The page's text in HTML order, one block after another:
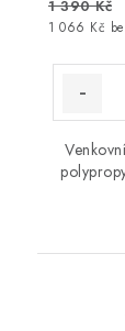
1 066 Kč
1 390 Kč